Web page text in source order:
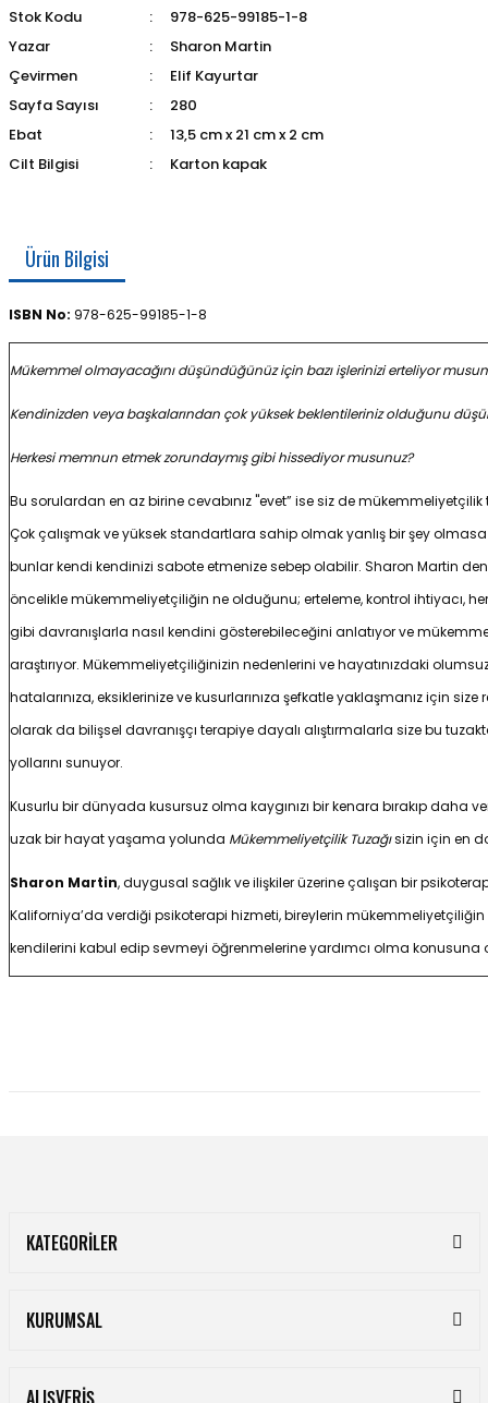
Stok Kodu
978-625-99185-1-8
Yazar
Sharon Martin
Çevirmen
Elif Kayurtar
Sayfa Sayısı
280
Ebat
13,5 cm x 21 cm x 2 cm
Cilt Bilgisi
Karton kapak
Ürün Bilgisi
ISBN No: 978-625-99185-1-8
Mükemmel olmayacağını düşündüğünüz için bazı işlerinizi erteliyor
Kendinizden veya başkalarından çok yüksek beklentileriniz olduğunu
Herkesi memnun etmek zorundaymış gibi hissediyor musunuz?
Bu sorulardan en az birine cevabınız "evet” ise siz de
Çok çalışmak ve yüksek standartlara sahip olmak yanlış bir şey olmasa
bunlar kendi kendinizi sabote etmenize sebep olabilir. Sharon Martin
öncelikle mükemmeliyetçiliğin ne olduğunu; erteleme, kontrol ihtiyacı,
gibi davranışlarla nasıl kendini gösterebileceğini anlatıyor ve
araştırıyor. Mükemmeliyetçiliğinizin nedenlerini ve hayatınızdaki
hatalarınıza, eksiklerinize ve kusurlarınıza şefkatle yaklaşmanız için
olarak da bilişsel davranışçı terapiye dayalı alıştırmalarla size bu
yollarını sunuyor.
Kusurlu bir dünyada kusursuz olma kaygınızı bir kenara bırakıp daha
uzak bir hayat yaşama yolunda Mükemmeliyetçilik Tuzağısizin için en
Sharon Martin, duygusal sağlık ve ilişkiler üzerine çalışan bir
Kaliforniya’da verdiği psikoterapi hizmeti, bireylerin
kendilerini kabul edip sevmeyi öğrenmelerine yardımcı olma konusuna
KATEGORİLER
KURUMSAL
ALIŞVERİŞ